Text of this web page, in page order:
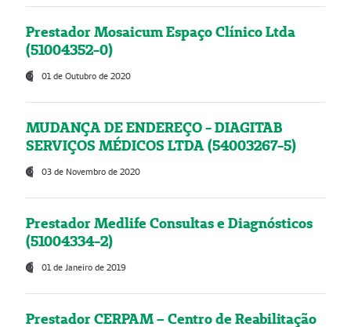
Prestador Mosaicum Espaço Clínico Ltda
(51004352-0)
01 de Outubro de 2020
MUDANÇA DE ENDEREÇO - DIAGITAB
SERVIÇOS MÉDICOS LTDA (54003267-5)
03 de Novembro de 2020
Prestador Medlife Consultas e Diagnósticos
(51004334-2)
01 de Janeiro de 2019
Prestador CERPAM – Centro de Reabilitação